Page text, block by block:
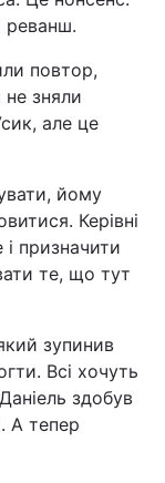
реванш.
повтор,
зняли
але це
йому
Керівні
призначити
те, що тут
зупинив
Всі хочуть
здобув
А тепер